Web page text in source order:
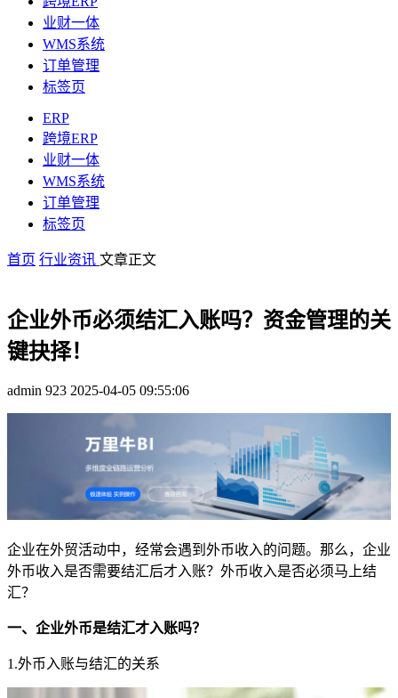
业财一体
WMS系统
订单管理
标签页
ERP
跨境ERP
业财一体
WMS系统
订单管理
标签页
首页 行业资讯 文章正文
企业外币必须结汇入账吗？资金管理的关
键抉择！
admin 923 2025-04-05 09:55:06
企业在外贸活动中，经常会遇到外币收入的问题。那么，企业
外币收入是否需要结汇后才入账？外币收入是否必须马上结
汇？
一、企业外币是结汇才入账吗？
1.外币入账与结汇的关系